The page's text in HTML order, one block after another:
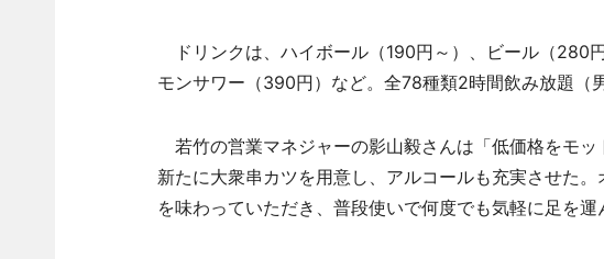
ドリンクは、ハイボール（190円～）、ビール（280
モンサワー（390円）など。全78種類2時間飲み放題（
若竹の営業マネジャーの影山毅さんは「低価格をモ
新たに大衆串カツを用意し、アルコールも充実させた
を味わっていただき、普段使いで何度でも気軽に足を運